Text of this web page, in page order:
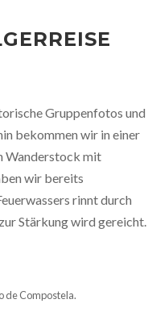
Gruppenfotos und
bekommen wir in einer
Wanderstock mit
wir bereits
rinnt durch
Stärkung wird gereicht.
de Compostela.